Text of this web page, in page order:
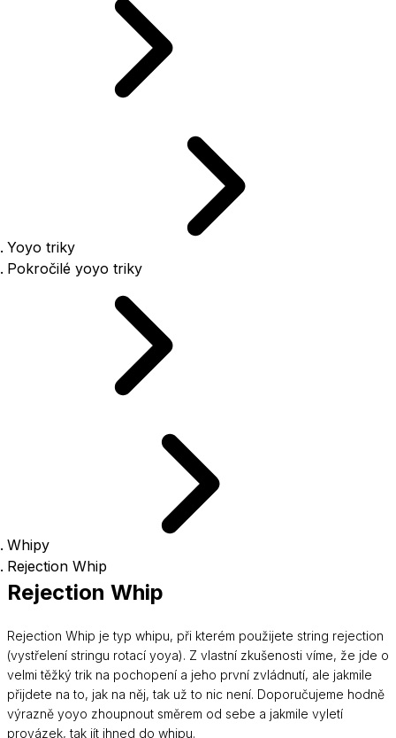
Yoyo triky
Pokročilé yoyo triky
Whipy
Rejection Whip
Rejection Whip
Rejection Whip je typ whipu, při kterém použijete string rejection
(vystřelení stringu rotací yoya). Z vlastní zkušenosti víme, že jde o
velmi těžký trik na pochopení a jeho první zvládnutí, ale jakmile
přijdete na to, jak na něj, tak už to nic není. Doporučujeme hodně
výrazně yoyo zhoupnout směrem od sebe a jakmile vyletí
provázek, tak jít ihned do whipu.